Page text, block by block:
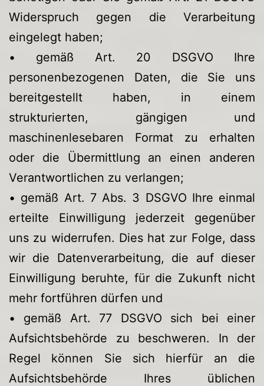
Widerspruch gegen die Verarbeitung
eingelegt haben;
• gemäß Art. 20 DSGVO Ihre
personenbezogenen Daten, die Sie uns
bereitgestellt haben, in einem
strukturierten, gängigen und
maschinenlesebaren Format zu erhalten
oder die Übermittlung an einen anderen
Verantwortlichen zu verlangen;
• gemäß Art. 7 Abs. 3 DSGVO Ihre einmal
erteilte Einwilligung jederzeit gegenüber
uns zu widerrufen. Dies hat zur Folge, dass
wir die Datenverarbeitung, die auf dieser
Einwilligung beruhte, für die Zukunft nicht
mehr fortführen dürfen und
• gemäß Art. 77 DSGVO sich bei einer
Aufsichtsbehörde zu beschweren. In der
Regel können Sie sich hierfür an die
Aufsichtsbehörde Ihres üblichen